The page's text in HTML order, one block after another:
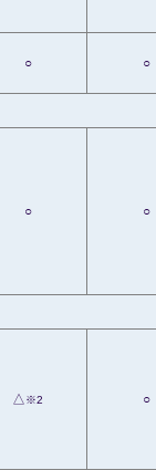
○ ○
○ ○
△※2 ○